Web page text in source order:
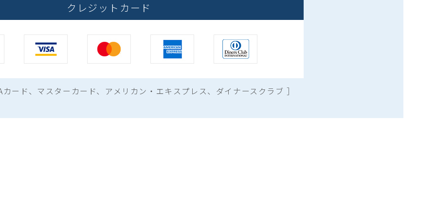
クレジットカード
ード、マスターカード、 アメリカン・エキスプレス、ダイナースクラブ ］